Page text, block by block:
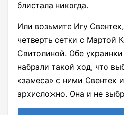
блистала никогда.
Или возьмите Игу
четверть сетки с Мартой
Свитолиной. Обе
набрали такой ход, что
«замеса» с ними Свентек
архисложно. Она и не